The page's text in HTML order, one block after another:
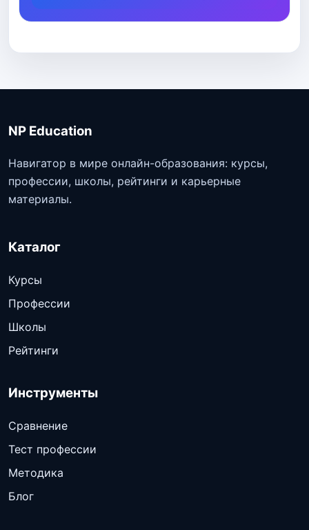
NP Education
Навигатор в мире онлайн-образования: курсы,
профессии, школы, рейтинги и карьерные
материалы.
Каталог
Курсы
Профессии
Школы
Рейтинги
Инструменты
Сравнение
Тест профессии
Методика
Блог